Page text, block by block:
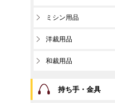
ミシン用品
洋裁用品
和裁用品
持ち手・金具